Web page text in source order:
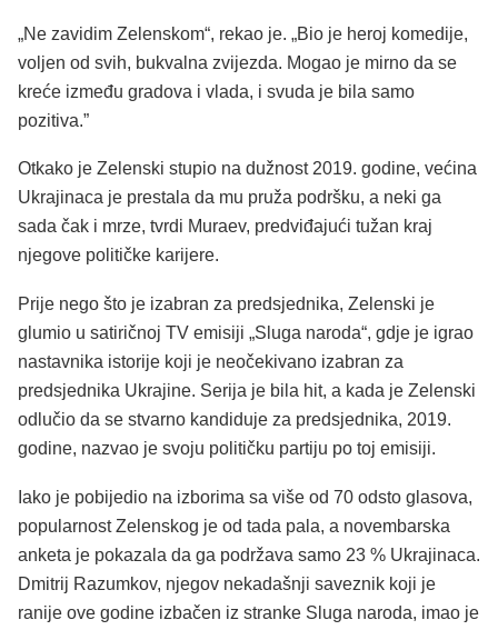
„Ne zavidim Zelenskom“, rekao je. „Bio je heroj komedije,
voljen od svih, bukvalna zvijezda. Mogao je mirno da se
kreće između gradova i vlada, i svuda je bila samo
pozitiva.”
Otkako je Zelenski stupio na dužnost 2019. godine, većina
Ukrajinaca je prestala da mu pruža podršku, a neki ga
sada čak i mrze, tvrdi Muraev, predviđajući tužan kraj
njegove političke karijere.
Prije nego što je izabran za predsjednika, Zelenski je
glumio u satiričnoj TV emisiji „Sluga naroda“, gdje je igrao
nastavnika istorije koji je neočekivano izabran za
predsjednika Ukrajine. Serija je bila hit, a kada je Zelenski
odlučio da se stvarno kandiduje za predsjednika, 2019.
godine, nazvao je svoju političku partiju po toj emisiji.
Iako je pobijedio na izborima sa više od 70 odsto glasova,
popularnost Zelenskog je od tada pala, a novembarska
anketa je pokazala da ga podržava samo 23 % Ukrajinaca.
Dmitrij Razumkov, njegov nekadašnji saveznik koji je
ranije ove godine izbačen iz stranke Sluga naroda, imao je